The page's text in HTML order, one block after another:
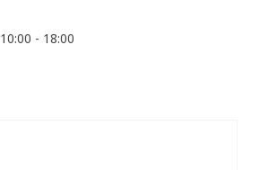
10:00 - 18:00